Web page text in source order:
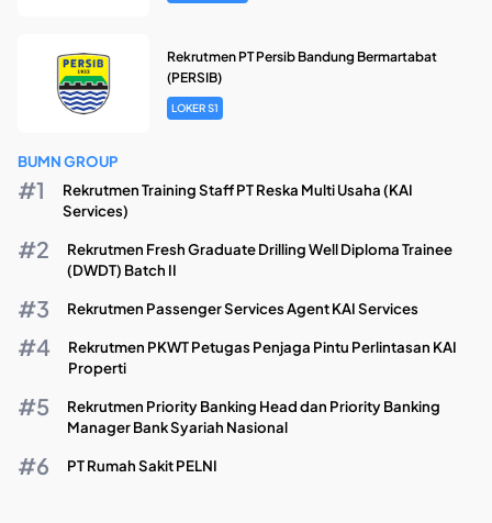
Rekrutmen PT Persib Bandung Bermartabat
(PERSIB)
LOKER S1
BUMN GROUP
Rekrutmen Training Staff PT Reska Multi Usaha (KAI
Services)
Rekrutmen Fresh Graduate Drilling Well Diploma Trainee
(DWDT) Batch II
Rekrutmen Passenger Services Agent KAI Services
Rekrutmen PKWT Petugas Penjaga Pintu Perlintasan KAI
Properti
Rekrutmen Priority Banking Head dan Priority Banking
Manager Bank Syariah Nasional
PT Rumah Sakit PELNI